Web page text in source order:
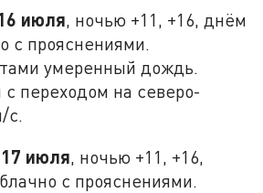
июля , ночью +11, +16, днём
с прояснениями.
умеренный дождь.
переходом на северо-
17 июля, ночью +11, +16,
с прояснениями.